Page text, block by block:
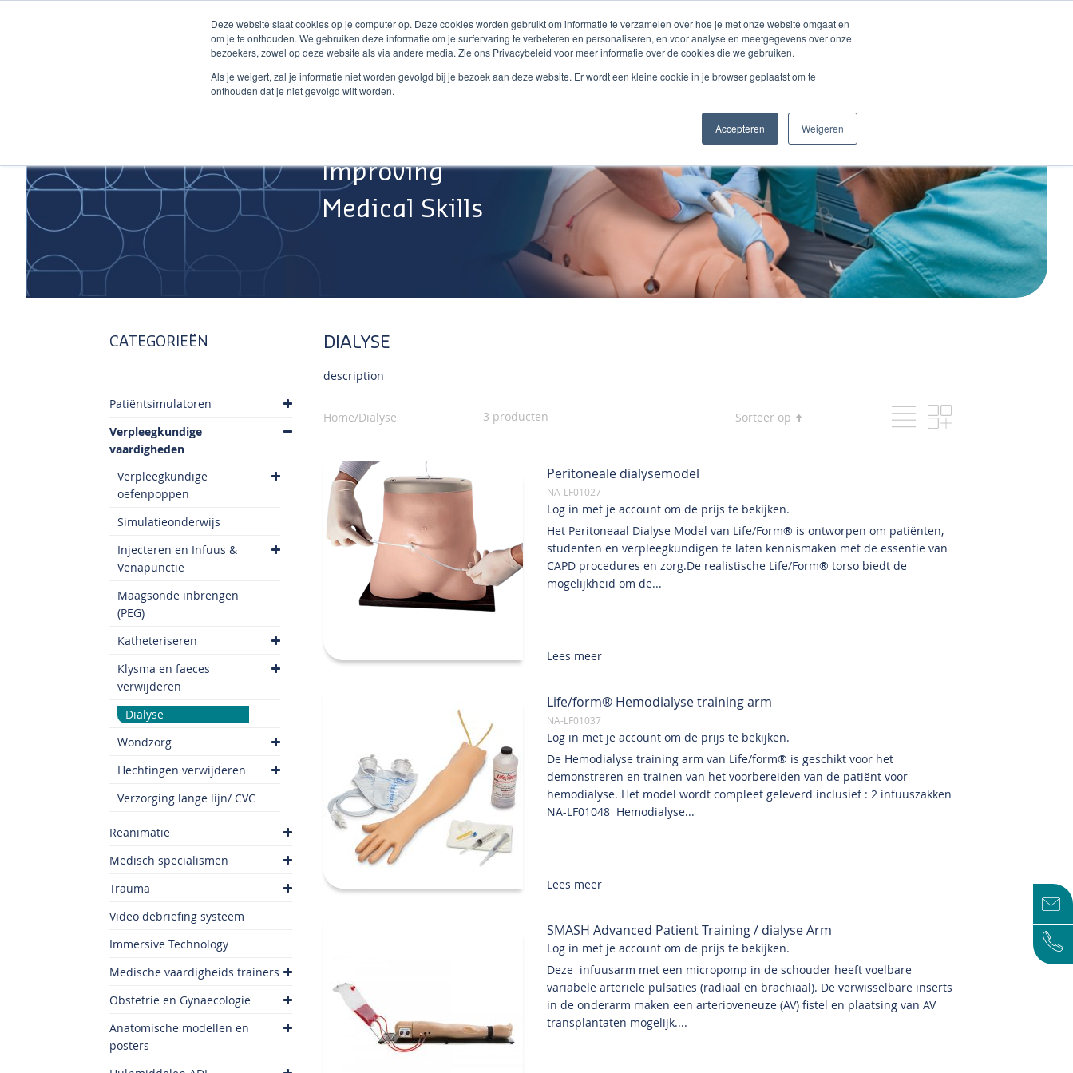
Deze website slaat cookies op je computer op. Deze cookies worden gebruikt om informatie te verzamelen over hoe je met onze website omgaat en
om je te onthouden. We gebruiken deze informatie om je surfervaring te verbeteren en personaliseren, en voor analyse en meetgegevens over onze
bezoekers, zowel op deze website als via andere media. Zie ons Privacybeleid voor meer informatie over de cookies die we gebruiken.
Als je weigert, zal je informatie niet worden gevolgd bij je bezoek aan deze website. Er wordt een kleine cookie in je browser geplaatst om te
onthouden dat je niet gevolgd wilt worden.
Accepteren Weigeren
Improving
Medical Skills
DIALYSE
description
Home/Dialyse 3 producten Sorteer op
Tonen
als
Lijst Foto-
tabel
Peritoneale dialysemodel
NA-LF01027
Log in met je account om de prijs te bekijken.
Het Peritoneaal Dialyse Model van Life/Form® is ontworpen om patiënten,
studenten en verpleegkundigen te laten kennismaken met de essentie van
CAPD procedures en zorg.De realistische Life/Form® torso biedt de
mogelijkheid om de...
Lees meer
Life/form® Hemodialyse training arm
NA-LF01037
Log in met je account om de prijs te bekijken.
De Hemodialyse training arm van Life/form® is geschikt voor het
demonstreren en trainen van het voorbereiden van de patiënt voor
hemodialyse. Het model wordt compleet geleverd inclusief : 2 infuuszakken
NA-LF01048 Hemodialyse...
Lees meer
SMASH Advanced Patient Training / dialyse Arm
Log in met je account om de prijs te bekijken.
Deze infuusarm met een micropomp in de schouder heeft voelbare
variabele arteriële pulsaties (radiaal en brachiaal). De verwisselbare inserts
in de onderarm maken een arterioveneuze (AV) fistel en plaatsing van AV
transplantaten mogelijk....
CATEGORIEËN
Patiëntsimulatoren
Verpleegkundige
vaardigheden
Verpleegkundige
oefenpoppen
Simulatieonderwijs
Injecteren en Infuus &
Venapunctie
Maagsonde inbrengen
(PEG)
Katheteriseren
Klysma en faeces
verwijderen
Dialyse
Wondzorg
Hechtingen verwijderen
Verzorging lange lijn/ CVC
Reanimatie
Medisch specialismen
Trauma
Video debriefing systeem
Immersive Technology
Medische vaardigheids trainers
Obstetrie en Gynaecologie
Anatomische modellen en
posters